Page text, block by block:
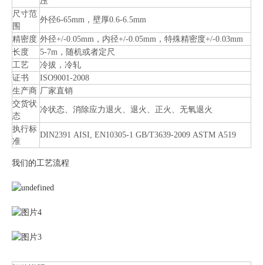
尺寸范
围
外径6-65mm，壁厚0.6-6.5mm
精密度 外径+/-0.05mm，内径+/-0.05mm，特殊精密度+/-0.03mm
长度
5-7m，随机或者定尺
工艺
冷拔，冷轧
证书
ISO9001-2008
生产商 厂家直销
交货状
态
冷状态、消除应力退火、退火、正火、无氧退火
执行标
准
DIN2391 AISI, EN10305-1 GB/T3639-2009 ASTM A519
我们的工艺流程